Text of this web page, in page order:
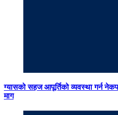
ग्यासको सहज आपूर्तिको व्यवस्था गर्न
माग